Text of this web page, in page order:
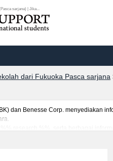
sarjana) | Jika...
dari Fukuoka Pasca sarjana
dan Benesse Corp. menyediakan
research %%, serta berbagai